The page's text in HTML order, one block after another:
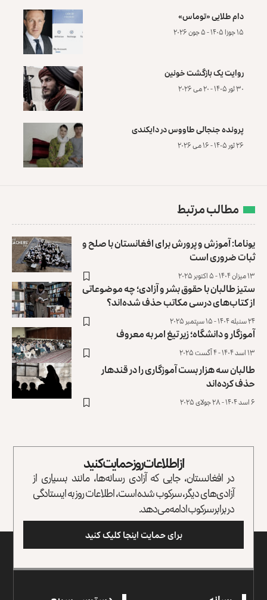
دام طلایی «توماس»
۱۵ جوزا ۱۴۰۵ - ۵ جون ۲۰۲۶
روایت یک بازگشت خونین
۳۰ ثور ۱۴۰۵ - ۲۰ می ۲۰۲۶
پرونده‌ جنجالی طاووس در دایکندی
۲۶ ثور ۱۴۰۵ - ۱۶ می ۲۰۲۶
مطالب مرتبط
یوناما: آموزش و پرورش برای افغانستان با صلح و
ثبات ضروری است
۱۳ میزان ۱۴۰۴ - ۵ اکتوبر ۲۰۲۵
ستیز طالبان با حقوق بشر و آزادی؛ چه موضوعاتی
از ‏کتاب‌های درسی مکاتب حذف شده‌اند؟
۲۴ سنبله ۱۴۰۴ - ۱۵ سپتمبر ۲۰۲۵
آموزگار و دانشگاه؛ زیر تیغ امر به معروف
۱۳ اسد ۱۴۰۴ - ۴ آگست ۲۰۲۵
طالبان سه هزار بست آموزگاری را در قندهار
حذف کرده‌اند
۶ اسد ۱۴۰۴ - ۲۸ جولای ۲۰۲۵
از اطلاعات روز حمایت کنید
در افغانستان، جایی که آزادی رسانه‌ها، مانند بسیاری از
آزادی‌های دیگر، سرکوب شده است، اطلاعات روز به ایستادگی
در برابر سرکوب ادامه می‌دهد.
برای حمایت اینجا کلیک کنید